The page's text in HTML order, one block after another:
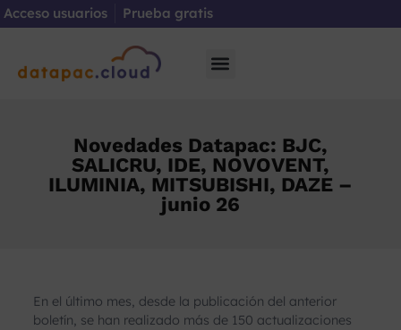
Acceso usuarios Prueba gratis
Novedades Datapac: BJC,
SALICRU, IDE, NOVOVENT,
ILUMINIA, MITSUBISHI, DAZE –
junio 26
En el último mes, desde la publicación del anterior
boletín, se han realizado más de 150 actualizaciones